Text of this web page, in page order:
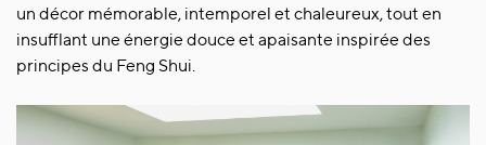
un décor mémorable, intemporel et chaleureux, tout en
insufflant une énergie douce et apaisante inspirée des
principes du Feng Shui.